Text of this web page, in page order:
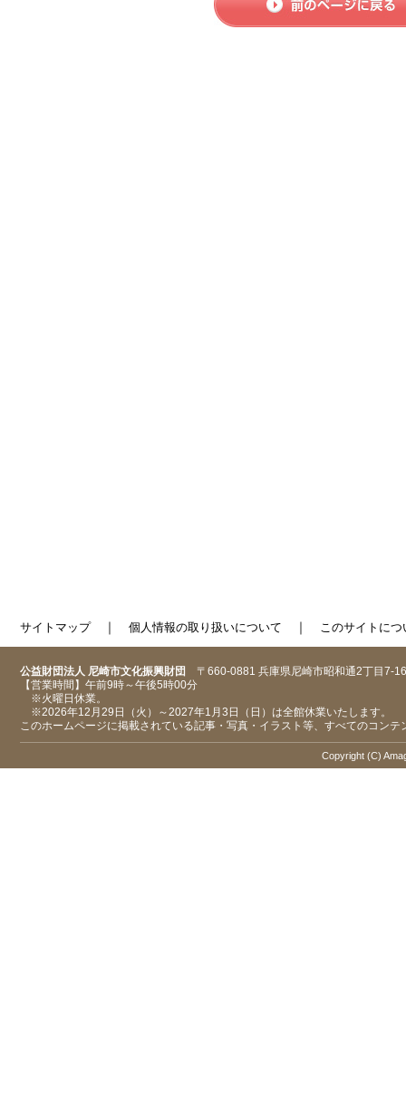
サイトマップ｜ 個人情報の取り扱いについて ｜ このサイトにつ
公益財団法人 尼崎市文化振興財団 〒660-0881 兵庫県尼崎市昭和通2丁目7-16
【営業時間】午前9時～午後5時00分
※火曜日休業。
※2026年12月29日（火）～2027年1月3日（日）は全館休業いたします。
このホームページに掲載されている記事・写真・イラスト等、すべてのコン
Copyright (C)